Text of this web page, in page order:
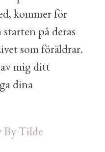
kommer för
på deras
som föräldrar.
mig ditt
dina
By Tilde